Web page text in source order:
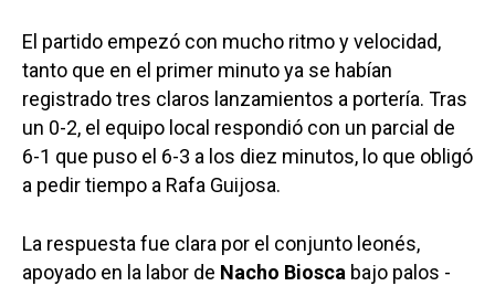
El partido empezó con mucho ritmo y velocidad,
tanto que en el primer minuto ya se habían
registrado tres claros lanzamientos a portería. Tras
un 0-2, el equipo local respondió con un parcial de
6-1 que puso el 6-3 a los diez minutos, lo que obligó
a pedir tiempo a Rafa Guijosa.
La respuesta fue clara por el conjunto leonés,
apoyado en la labor de Nacho Biosca bajo palos -